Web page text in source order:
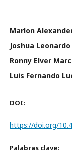
Marlon
Joshua
Ronny Elver
Luis Fernando
DOI:
https://doi.org/
Palabras clave: